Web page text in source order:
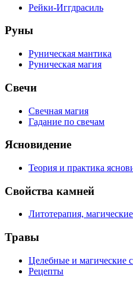
Рейки-Иггдрасиль
Руны
Руническая мантика
Руническая магия
Свечи
Свечная магия
Гадание по свечам
Ясновидение
Теория и практика
Свойства камней
Литотерапия,
Травы
Целебные и магические
Рецепты